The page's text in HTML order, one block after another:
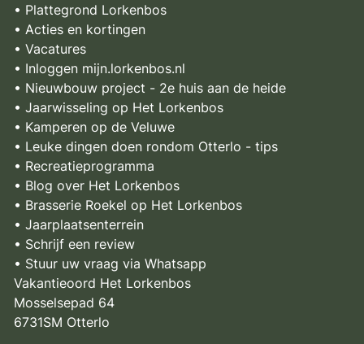
• Plattegrond Lorkenbos
• Acties en kortingen
• Vacatures
• Inloggen mijn.lorkenbos.nl
• Nieuwbouw project - 2e huis aan de heide
• Jaarwisseling op Het Lorkenbos
• Kamperen op de Veluwe
• Leuke dingen doen rondom Otterlo - tips
• Recreatieprogramma
• Blog over Het Lorkenbos
• Brasserie Roekel op Het Lorkenbos
• Jaarplaatsenterrein
• Schrijf een review
• Stuur uw vraag via Whatsapp
Vakantieoord Het Lorkenbos
Mosselsepad 64
6731SM Otterlo